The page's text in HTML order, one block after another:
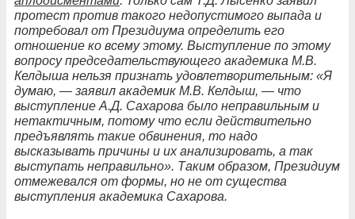
протест против такого недопустимого выпада и
потребовал от Президиума определить его
отношение ко всему этому. Выступление по этому
вопросу председательствующего академика М.В.
Келдыша нельзя признать удовлетворительным: «Я
думаю, — заявил академик М.В. Келдыш, — что
выступление А.Д. Сахарова было неправильным и
нетактичным, потому что если действительно
предъявлять такие обвинения, то надо
высказывать причины и их анализировать, а так
выступать неправильно». Таким образом, Президиум
отмежевался от формы, но не от существа
выступления академика Сахарова.